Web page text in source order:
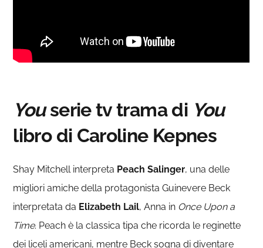
Youserie tv trama di You
libro di Caroline Kepnes
Shay Mitchell interpreta Peach Salinger, una delle
migliori amiche della protagonista Guinevere Beck
interpretata da Elizabeth Lail, Anna in Once Upon a
Time. Peach è la classica tipa che ricorda le reginette
dei liceli americani, mentre Beck sogna di diventare